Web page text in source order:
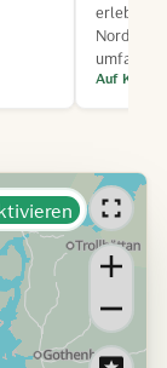
erleben
umfasst
Auf Karte